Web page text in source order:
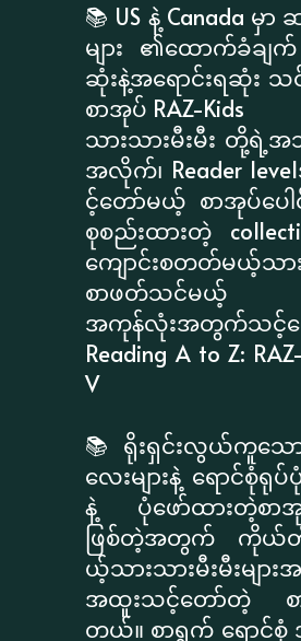
📚 US နဲ့ Canada မှာ
များ ၏ထောက်ခံချ
ဆုံးနဲ့အရောင်းရဆုံး
စာအုပ် RAZ-Kids
သားသားမီးမီး တို့
အလိုက်၊ Reader
င့်တော်မယ့် စာအုပ်ပေါင်
စုစည်းထားတဲ့
ကျောင်းစတတ်မယ့်သာ
စာဖတ်သင်မယ့် မီး
အကုန်လုံးအတွက်သင့်လ
Reading A to Z:
V
📚 ရိုးရှင်းလွယ်ကူသော
လေးများနဲ့ ရောင်စုံရု
နဲ့ ပုံဖော်ထားတဲ့စာအု
ဖြစ်တဲ့အတွက် ကိုယ်တို
ယ့်သားသားမီးမီးမျာ
အထူးသင့်တော်တဲ့ စာ
တယ်။ စာရွက် ရောင်စုံ